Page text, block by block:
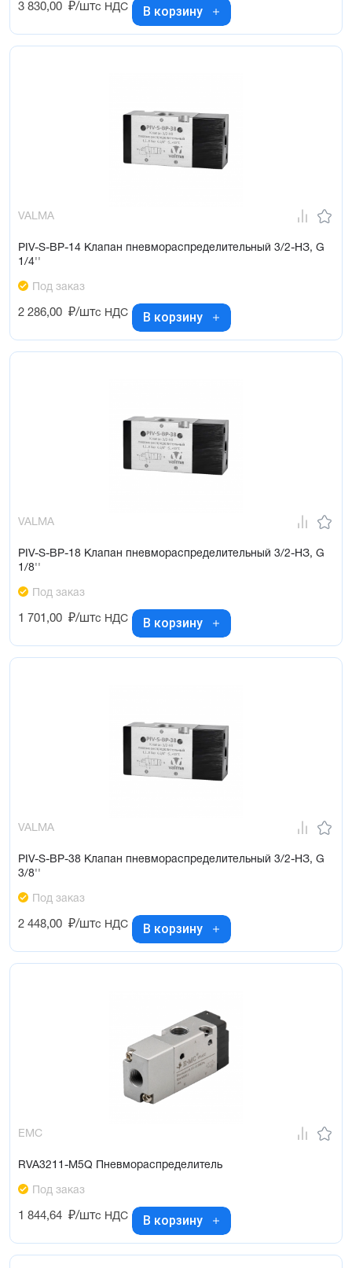
3 830,00 ₽/штс НДС В корзину
VALMA
PIV-S-BP-14 Клапан пневмораспределительный 3/2-НЗ, G
1/4''
Под заказ
2 286,00 ₽/штс НДС В корзину
VALMA
PIV-S-BP-18 Клапан пневмораспределительный 3/2-НЗ, G
1/8''
Под заказ
1 701,00 ₽/штс НДС В корзину
VALMA
PIV-S-BP-38 Клапан пневмораспределительный 3/2-НЗ, G
3/8''
Под заказ
2 448,00 ₽/штс НДС В корзину
EMC
RVA3211-M5Q Пневмораспределитель
Под заказ
1 844,64 ₽/штс НДС В корзину